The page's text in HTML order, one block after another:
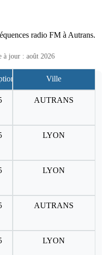
radio FM à Autrans.
à jour : août 2026
Ville
AUTRANS
LYON
LYON
AUTRANS
LYON